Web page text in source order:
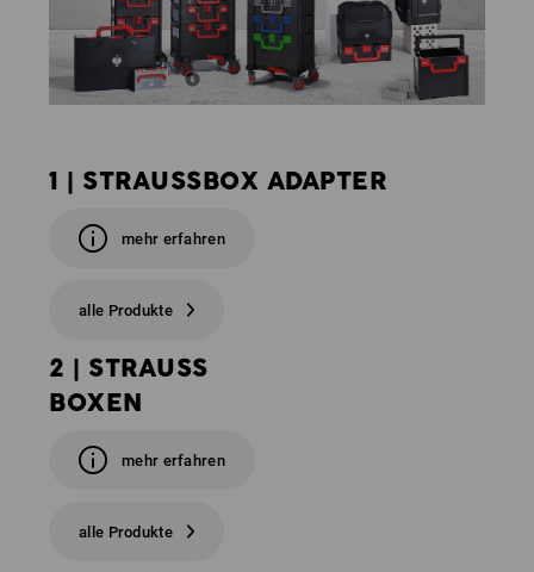
1 | STRAUSSBOX ADAPTER
mehr erfahren
alle Produkte
2 | STRAUSS
BOXEN
mehr erfahren
alle Produkte